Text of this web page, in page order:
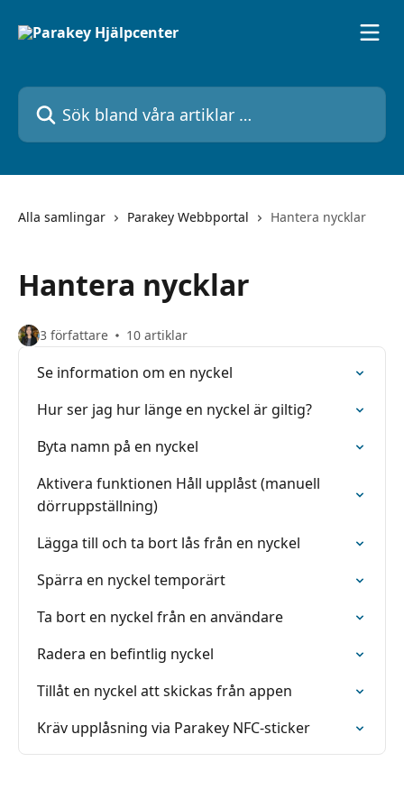
Sök bland våra artiklar …
Alla samlingar Parakey Webbportal Hantera nycklar
Hantera nycklar
3 författare 10 artiklar
Se information om en nyckel
Hur ser jag hur länge en nyckel är giltig?
Byta namn på en nyckel
Aktivera funktionen Håll upplåst (manuell
dörruppställning)
Lägga till och ta bort lås från en nyckel
Spärra en nyckel temporärt
Ta bort en nyckel från en användare
Radera en befintlig nyckel
Tillåt en nyckel att skickas från appen
Kräv upplåsning via Parakey NFC-sticker